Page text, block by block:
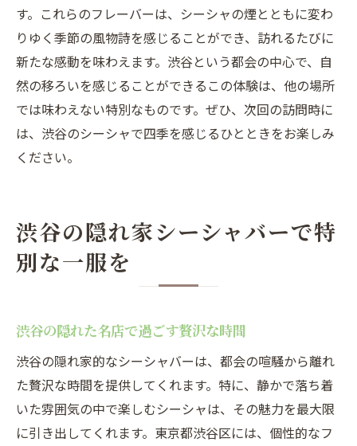
す。これらのフレーバーは、シーシャの煙とともに変わ
りゆく季節の風物詩を感じることができ、訪れるたびに
新たな感動を味わえます。渋谷という都会の中心で、自
然の移ろいを感じることができるこの体験は、他の場所
では味わえない特別なものです。ぜひ、次回の訪問時に
は、渋谷のシーシャで四季を感じるひとときをお楽しみ
ください。
渋谷の隠れ家シーシャバーで特
別な一服を
渋谷の隠れた名店で過ごす贅沢な時間
渋谷の隠れ家的なシーシャバーは、都会の喧騒から離れ
た贅沢な時間を提供してくれます。特に、静かで落ち着
いた雰囲気の中で楽しむシーシャは、その魅力を最大限
に引き出してくれます。東京都渋谷区には、個性的なフ